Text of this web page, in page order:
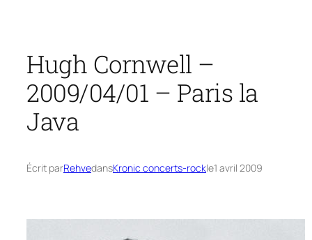
Hugh Cornwell –
2009/04/01 – Paris la
Java
Écrit parRehvedansKronic concerts-rockle1 avril 2009